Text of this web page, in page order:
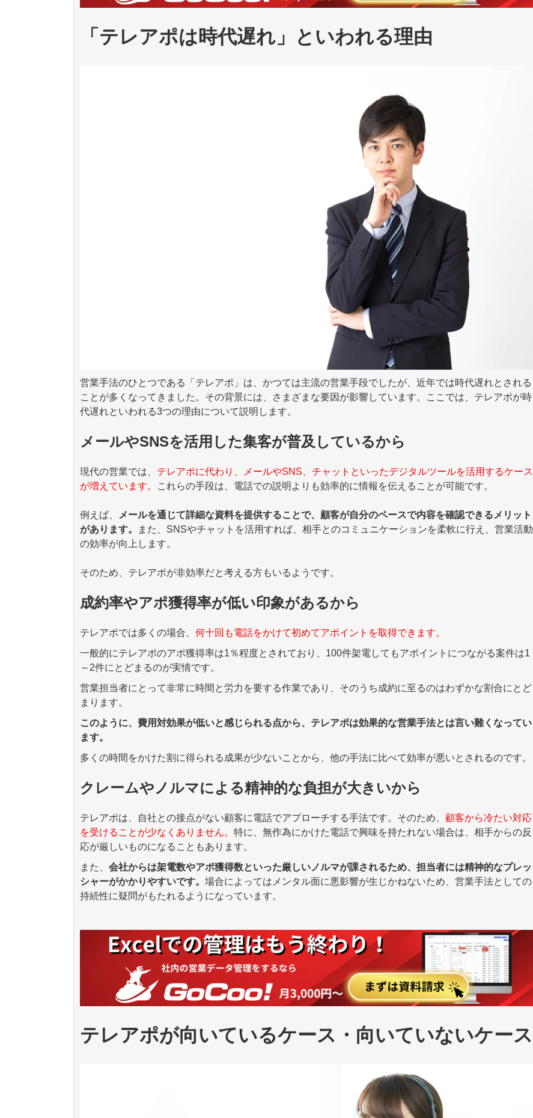
「テレアポは時代遅れ」といわれる理由
営業手法のひとつである「テレアポ」は、かつては主流の営業手段でしたが、近年では時代遅れとされる
ことが多くなってきました。その背景には、さまざまな要因が影響しています。ここでは、テレアポが時
代遅れといわれる3つの理由について説明します。
メールやSNSを活用した集客が普及しているから
現代の営業では、 テレアポに代わり、メールやSNS 、チャットといったデジタルツールを活用するケース
が増えています。
これらの手段は、電話での説明よりも効率的に情報を伝えることが可能です。
例えば、
メールを通じて詳細な資料を提供することで、顧客が自分のペースで内容を確認できるメリット
があります。
また、 SNSやチャットを活用すれば、相手とのコミュニケーションを柔軟に行え、営業活動
の効率が向上します。
そのため、テレアポが非効率だと考える方もいるようです。
成約率やアポ獲得率が低い印象があるから
テレアポでは多くの場合、 何十回も電話をかけて初めてアポイントを取得できます。
一般的にテレアポのアポ獲得率は1 ％程度とされており、 100件架電してもアポイントにつながる案件は1
～ 2件にとどまるのが実情です。
営業担当者にとって非常に時間と労力を要する作業であり、そのうち成約に至るのはわずかな割合にとど
まります。
このように、費用対効果が低いと感じられる点から、テレアポは効果的な営業手法とは言い難くなってい
ます。
多くの時間をかけた割に得られる成果が少ないことから、他の手法に比べて効率が悪いとされるのです。
クレームやノルマによる精神的な負担が大きいから
テレアポは、自社との接点がない顧客に電話でアプローチする手法です。そのため、 顧客から冷たい対応
を受けることが少なくありません。 特に、無作為にかけた電話で興味を持たれない場合は、相手からの反
応が厳しいものになることもあります。
また、 会社からは架電数やアポ獲得数といった厳しいノルマが課されるため、担当者には精神的なプレッ
シャーがかかりやすいです。 場合によってはメンタル面に悪影響が生じかねないため、営業手法としての
持続性に疑問がもたれるようになっています。
テレアポが向いているケース・向いていないケース